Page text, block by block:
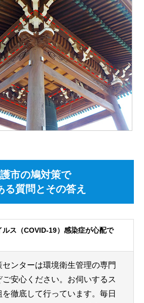
市の鳩対策で
る質問とその答え
ルス（COVID-19）感染症が心配で
センターは環境衛生管理の専門
安心ください。お伺いするス
徹底して行っています。毎日